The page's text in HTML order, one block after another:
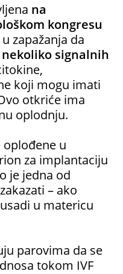
na
kongresu
zapažanja da
signalnih
koji mogu imati
otkriće ima
oplodnju.
oplođene u
za implantaciju
je jedna od
– ako
u matericu
parovima da se
tokom IVF